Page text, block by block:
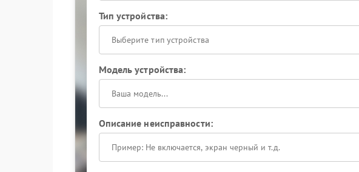
Тип устройства:
Выберите тип устройства
Модель устройства:
Описание неисправности: